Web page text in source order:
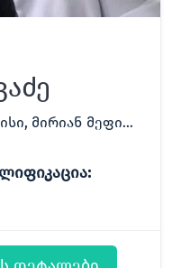
საქართველო, თბილისი, მირიან მეფის 42